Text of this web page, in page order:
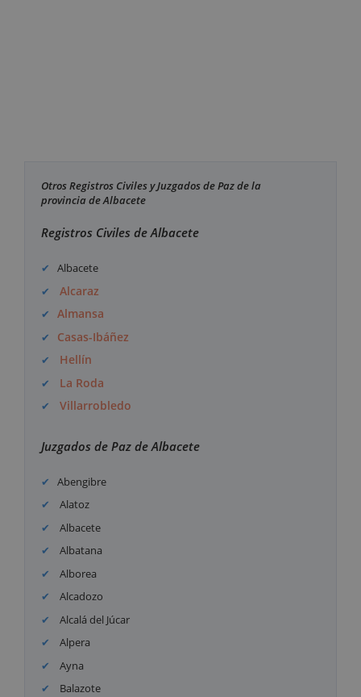
Otros Registros Civiles y Juzgados de Paz de la
provincia de Albacete
Registros Civiles de Albacete
Albacete
Alcaraz
Almansa
Casas-Ibáñez
Hellín
La Roda
Villarrobledo
Juzgados de Paz de Albacete
Abengibre
Alatoz
Albacete
Albatana
Alborea
Alcadozo
Alcalá del Júcar
Alpera
Ayna
Balazote